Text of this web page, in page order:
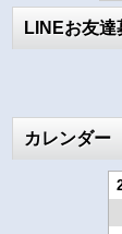
LINEお友達
カレンダー